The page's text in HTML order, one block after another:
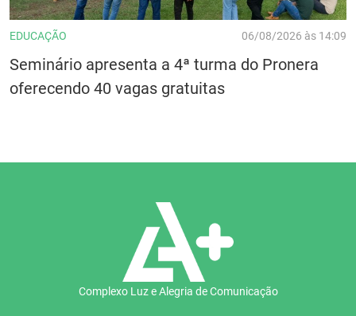
EDUCAÇÃO 06/08/2026 às 14:09
Seminário apresenta a 4ª turma do Pronera
oferecendo 40 vagas gratuitas
Complexo Luz e Alegria de Comunicação